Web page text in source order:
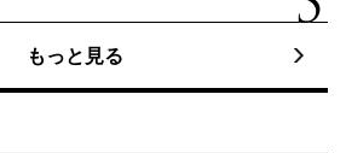
もっと見る